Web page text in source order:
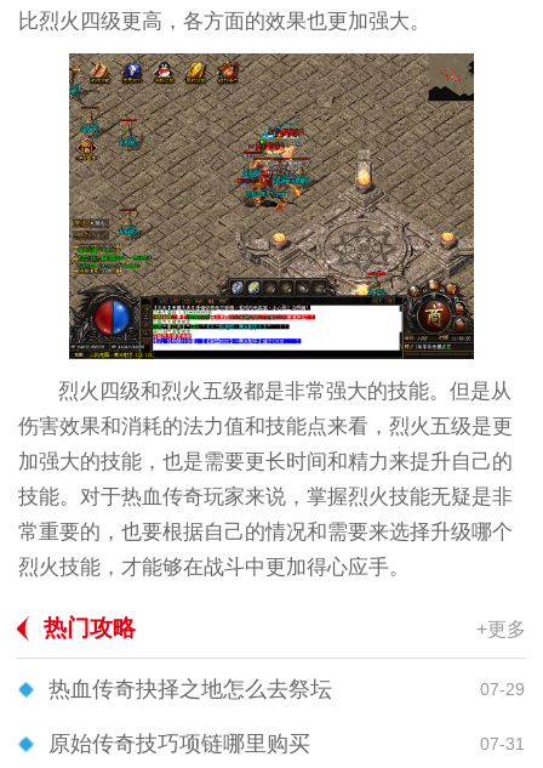
比烈火四级更高，各方面的效果也更加强大。
烈火四级和烈火五级都是非常强大的技能。但是从
伤害效果和消耗的法力值和技能点来看，烈火五级是更
加强大的技能，也是需要更长时间和精力来提升自己的
技能。对于热血传奇玩家来说，掌握烈火技能无疑是非
常重要的，也要根据自己的情况和需要来选择升级哪个
烈火技能，才能够在战斗中更加得心应手。
热门攻略 +更多
热血传奇抉择之地怎么去祭坛 07-29
原始传奇技巧项链哪里购买 07-31